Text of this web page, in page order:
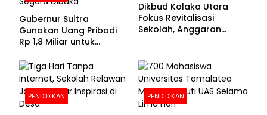
Gubernur Sultra
Gunakan Uang Pribadi
Rp 1,8 Miliar untuk
Pendaftaran Segera
Dibuka
Dikbud Kolaka Utara
Fokus Revitalisasi
Sekolah, Anggaran
PENDIDIKAN PENDIDIKAN